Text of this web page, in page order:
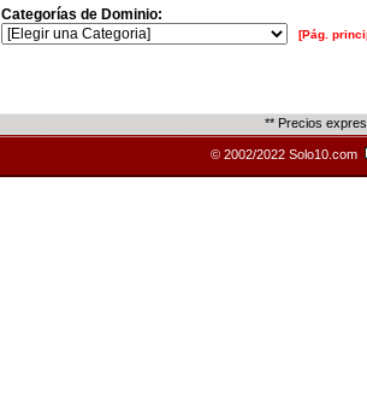
Categorías de Dominio:
[Pág.
** Precios
© 2002/2022 Solo10.com